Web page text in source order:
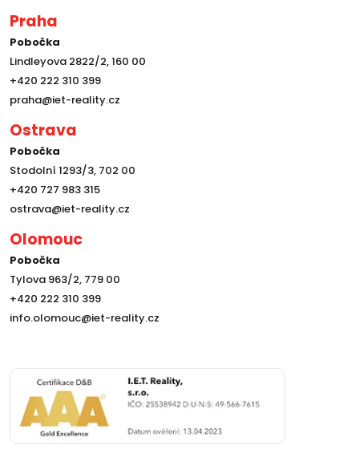
Praha
Pobočka
Lindleyova 2822/2, 160 00
+420 222 310 399
praha@iet-reality.cz
Ostrava
Pobočka
Stodolní 1293/3, 702 00
+420 727 983 315
ostrava@iet-reality.cz
Olomouc
Pobočka
Tylova 963/2, 779 00
+420 222 310 399
info.olomouc@iet-reality.cz